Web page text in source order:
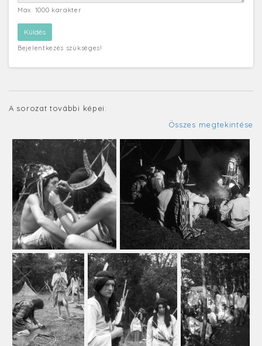
Max. 1000 karakter
Bejelentkezés szükséges!
A sorozat további képei:
Összes megtekintése